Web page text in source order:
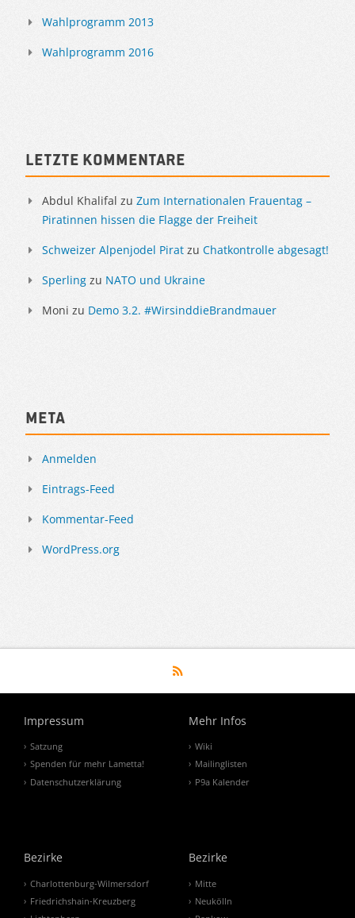
Wahlprogramm 2013
Wahlprogramm 2016
Letzte Kommentare
Abdul Khalifal zu Zum Internationalen Frauentag –
Piratinnen hissen die Flagge der Freiheit
Schweizer Alpenjodel Pirat zu Chatkontrolle abgesagt!
Sperling zu NATO und Ukraine
Moni zu Demo 3.2. #WirsinddieBrandmauer
Meta
Anmelden
Eintrags-Feed
Kommentar-Feed
WordPress.org
Impressum
Satzung
Spenden für mehr Lametta!
Datenschutzerklärung
Mehr Infos
Wiki
Mailinglisten
P9a Kalender
Bezirke
Charlottenburg-Wilmersdorf
Friedrichshain-Kreuzberg
Bezirke
Mitte
Neukölln